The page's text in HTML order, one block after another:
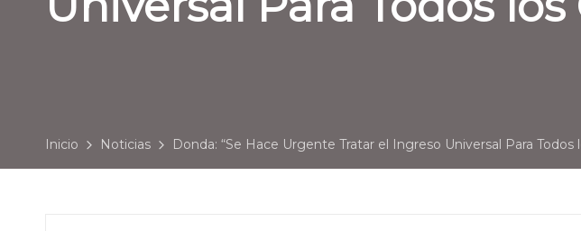
Inicio Noticias Donda: “Se Hace Urgente Tratar el Ingreso Universal Para Todos